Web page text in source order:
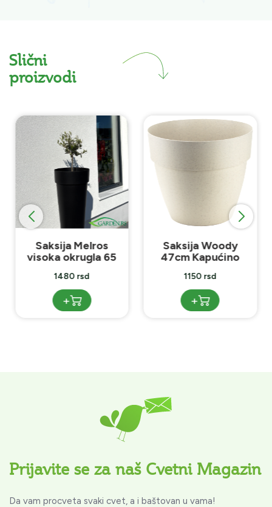
Slični
proizvodi
Saksija Melros
visoka okrugla 65
1480 rsd
+
Saksija Woody
47cm Kapućino
1150 rsd
+
Prijavite se za naš Cvetni Magazin
Da vam procveta svaki cvet, a i baštovan u vama!